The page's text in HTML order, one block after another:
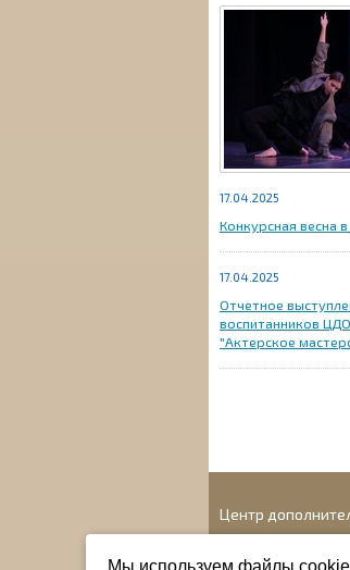
17.04.2025
Конкурсная весна
17.04.2025
Отчетное
воспитанников ЦДО
"Актерское
Центр
Мы используем файлы